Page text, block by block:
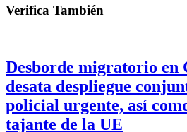
Verifica También
Desborde migratorio en
desata despliegue
policial urgente, así
tajante de la UE